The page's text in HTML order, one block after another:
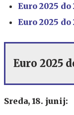
Euro 2025
Euro 2025
Euro 2025
Sreda, 18. junij: